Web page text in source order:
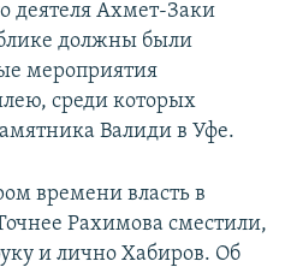
деятеля Ахмет-Заки
должны были
мероприятия
среди которых
Валиди в Уфе.
времени власть в
Рахимова сместили,
и лично Хабиров. Об